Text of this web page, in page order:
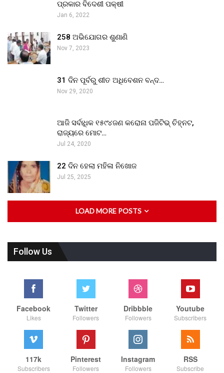
ପ୍ରକାର ବିଦେଶୀ ପକ୍ଷୀ
Jan 6, 2022
258 ଅଭିଯୋଗର ଶୁଣାଣି
Nov 7, 2023
31 ଦିନ ପୂର୍ବରୁ ଶୀତ ଅଧିବେଶନ ବନ୍ଦ…
Nov 29, 2020
ଆଜି ସର୍ବାଧିକ ୧୫୯୪ଜଣ କରୋନା ପଜିଟିଭ୍ ଚିହ୍ନଟ,
ରାଜ୍ୟରେ ମୋଟ…
Jul 24, 2020
22 ଦିନ ହେଲା ମହିଳା ନିଖୋଜ
Jul 25, 2025
LOAD MORE POSTS
Follow Us
Facebook
Likes
Twitter
Followers
Dribbble
Followers
Youtube
Subscribers
117k
Subscribers
Pinterest
Followers
Instagram
Followers
RSS
Subscribe